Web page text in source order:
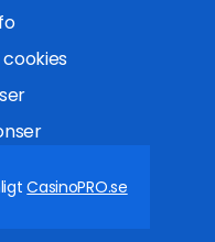
CasinoPRO.se